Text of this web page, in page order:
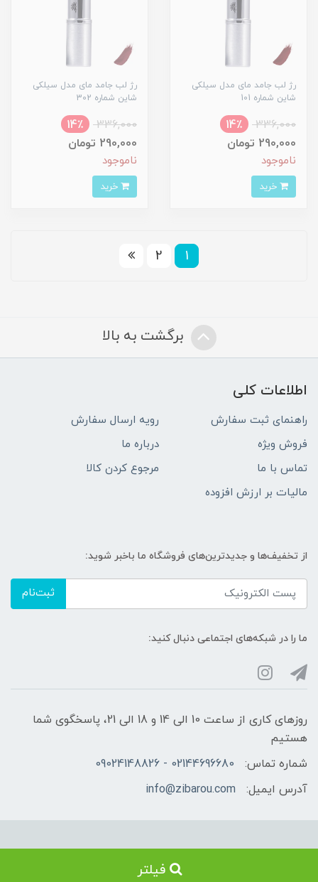
رژ لب جامد مای مدل سیلکی
شاین شماره 101
336,000
14٪
290,000 تومان
ناموجود
رژ لب جامد مای مدل سیلکی
شاین شماره 302
336,000
14٪
290,000 تومان
ناموجود
1
2
فیلتر
برگشت به بالا
اطلاعات کلی
راهنمای ثبت سفارش
رویه ارسال سفارش
فروش ویژه
درباره ما
تماس با ما
مرجوع کردن کالا
مالیات بر ارزش افزوده
از تخفیف‌ها و جدیدترین‌های فروشگاه ما باخبر شوید:
ثبت‌نام
ما را در شبکه‌های اجتماعی دنبال کنید:
روزهای کاری از ساعت 10 الی 14 و 18 الی 21، پاسخگوی شما
هستیم
شماره تماس:
02144696680 - 09024148826
آدرس ایمیل:
info@zibarou.com
بلامانع است. کلیه حقوق این سایت متعلق به فروشگاه زیبارو می‌باشد.